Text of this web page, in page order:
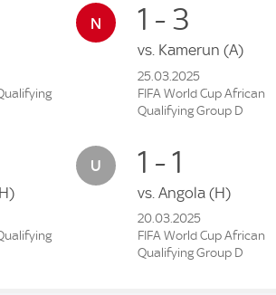
1 - 3
vs. Kamerun (A)
25.03.2025
FIFA World Cup African
Qualifying Group D
1 - 1
vs. Angola (H)
20.03.2025
FIFA World Cup African
Qualifying Group D